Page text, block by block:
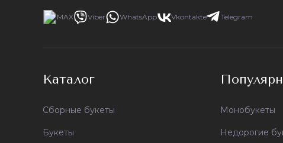
MAX Viber WhatsApp Vkontakte Telegram
Каталог
Сборные букеты
Букеты
Монобукеты
Недорогие